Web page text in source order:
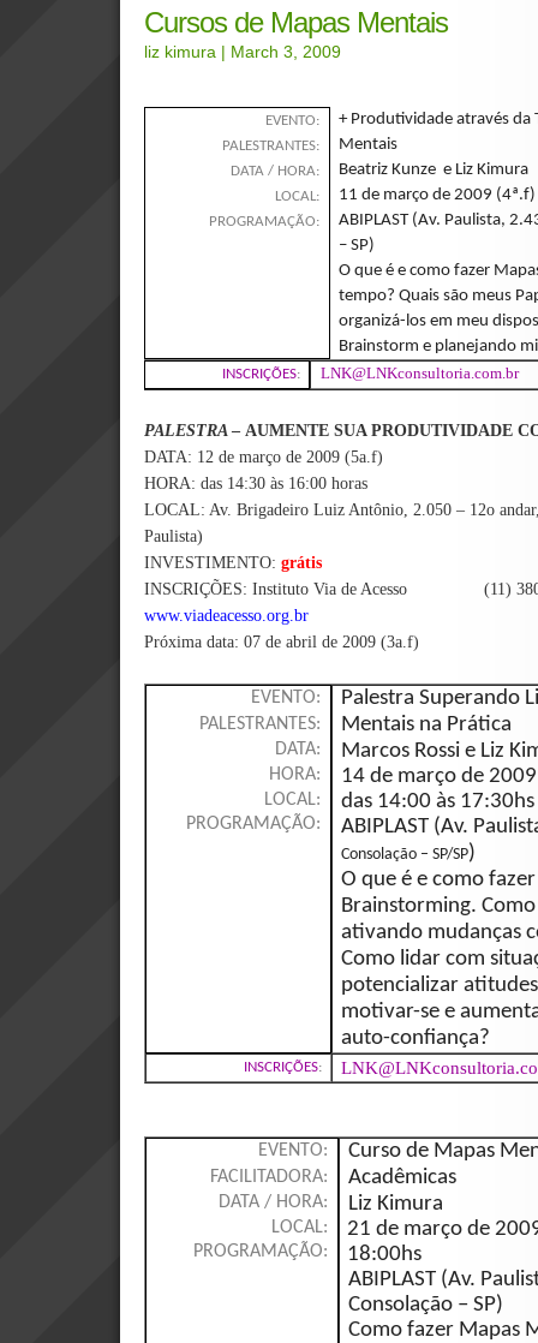
Cursos de Mapas Mentais
liz kimura | March 3, 2009
EVENTO:
PALESTRANTES:
DATA / HORA:
LOCAL:
PROGRAMAÇÃO:
+ Produtividade através da
Mentais
Beatriz Kunze e Liz Kimura
11 de março de 2009
ABIPLAST (Av. Paulista,
– SP)
O que é e como fazer
tempo? Quais são meus
organizá-los em meu
Brainstorm e planejando
INSCRIÇÕES: LNK@LNKconsultoria.com.br
PALESTRA – AUMENTE SUA PRODUTIVIDADE
DATA: 12 de março de 2009 (5a.f)
HORA: das 14:30 às 16:00 horas
LOCAL: Av. Brigadeiro Luiz Antônio, 2.050 – 12o
Paulista)
INVESTIMENTO: grátis
INSCRIÇÕES: Instituto Via de Acesso (11)
www.viadeacesso.org.br
Próxima data: 07 de abril de 2009 (3a.f)
EVENTO:
PALESTRANTES:
DATA:
HORA:
LOCAL:
PROGRAMAÇÃO:
Palestra Superando
Mentais na Prática
Marcos Rossi e Liz
14 de março de
das 14:00 às 17:30hs
ABIPLAST (Av.
Consolação – SP/SP)
O que é e como
Brainstorming.
ativando mudanças
Como lidar com
potencializar
motivar-se e
auto-confiança?
INSCRIÇÕES:
EVENTO:
FACILITADORA:
DATA / HORA:
LOCAL:
PROGRAMAÇÃO:
Curso de Mapas
Acadêmicas
Liz Kimura
21 de março de
18:00hs
ABIPLAST (Av.
Consolação – SP)
Como fazer Mapas